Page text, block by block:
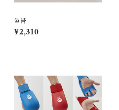
色帯
¥2,310